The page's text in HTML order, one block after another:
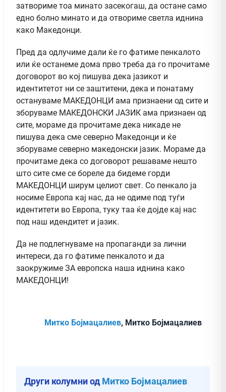
затвориме тоа минато засекогаш, да остане само
едно болно минато и да отвориме светла иднина
како Македонци.
Пред да одлучиме дали ќе го фатиме пенкалото
или ќе останеме дома прво треба да го прочитаме
договорот во кој пишува дека јазикот и
идентитетот ни се заштитени, дека и понатаму
остануваме МАКЕДОНЦИ ама признаени од сите и
зборуваме МАКЕДОНСКИ ЈАЗИК ама признаен од
сите, мораме да прочитаме дека никаде не
пишува дека сме северно Македонци и ќе
зборуваме северно македонски јазик. Мораме да
прочитаме дека со договорот решаваме нешто
што сите сме се бореле да бидеме горди
МАКЕДОНЦИ ширум целиот свет. Со пенкало ја
носиме Европа кај нас, да не одиме под туѓи
идентитети во Европа, туку таа ќе дојде кај нас
под наш идендитет и јазик.
Да не подлегнуваме на пропаганди за лични
интереси, да го фатиме пенкалото и да
заокружиме ЗА европска наша иднина како
МАКЕДОНЦИ!
Митко Бојмацалиев, Митко Бојмацалиев
Други колумни од Митко Бојмацалиев